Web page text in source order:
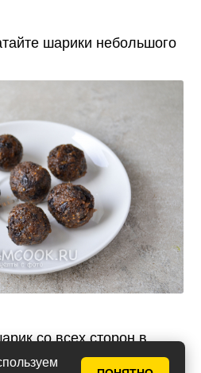
шарики небольшого
со всех сторон в
мака, кокосовой стружки,